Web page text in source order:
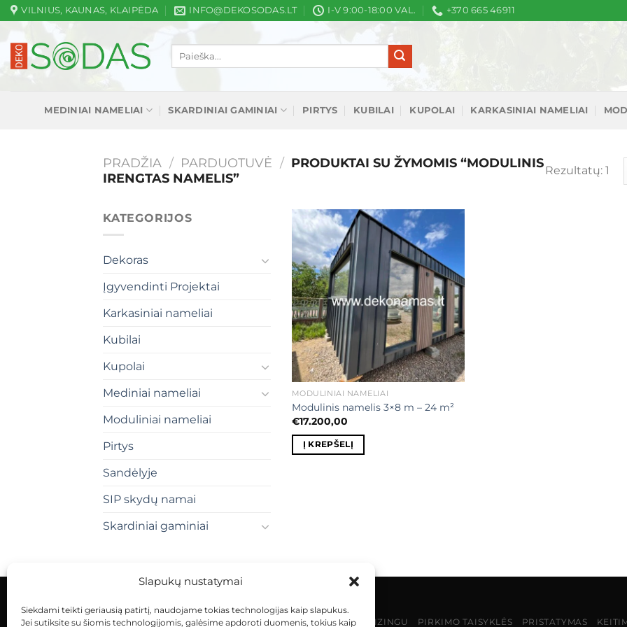
Slapukų nustatymai
Siekdami teikti geriausią patirtį, naudojame tokias technologijas kaip slapukus.
Jei sutiksite su šiomis technologijomis, galėsime apdoroti duomenis, tokius kaip
Skip
to
content
VILNIUS, KAUNAS, KLAIPĖDA INFO@DEKOSODAS.LT I-V 9:00-18:00 VAL. +370 665 46911
Ieškoti:
MEDINIAI NAMELIAI SKARDINIAI GAMINIAI PIRTYS KUBILAI KUPOLAI KARKASINIAI NAMELIAI
PRADŽIA / PARDUOTUVĖ / PRODUKTAI SU ŽYMOMIS “MODULINIS
IRENGTAS NAMELIS”
Rezultatų: 1
KATEGORIJOS
Dekoras
Įgyvendinti Projektai
Karkasiniai nameliai
Kubilai
Kupolai
Mediniai nameliai
Moduliniai nameliai
Pirtys
Sandėlyje
SIP skydų namai
Skardiniai gaminiai
Mėgstamiausias
MODULINIAI NAMELIAI
Modulinis namelis 3×8 m – 24 m²
€17.200,00
Į KREPŠELĮ
KONTAKTAI INDIVIDUALŪS PROJEKTAI MOKĖJIMAS LIZINGU PIRKIMO TAISYKLĖS PRISTATYMAS